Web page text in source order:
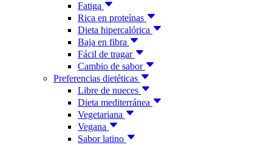
Fatiga
Rica en proteínas
Dieta hipercalórica
Baja en fibra
Fácil de tragar
Cambio de sabor
Preferencias dietéticas
Libre de nueces
Dieta mediterránea
Vegetariana
Vegana
Sabor latino